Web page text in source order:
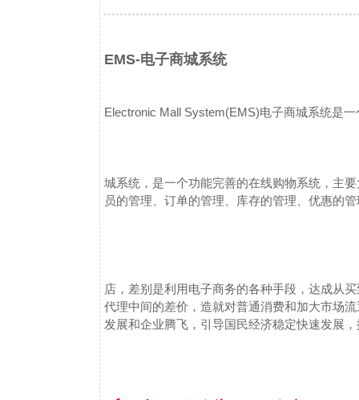
EMS-电子商城系统
Electronic Mall System(EMS)电子商城系统是
城系统，是一个功能完善的在线购物系统，主
员的管理、订单的管理、库存的管理、优惠的
店，差别是利用电子商务的各种手段，达成从
代理中间的差价，造就对普通消费和加大市场
发展和企业腾飞，引导国民经济稳定快速发展